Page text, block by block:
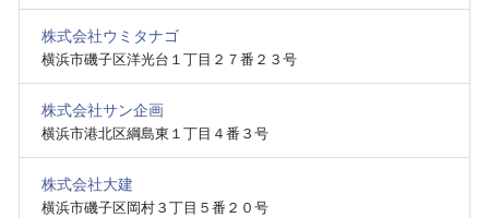
株式会社ウミタナゴ
横浜市磯子区洋光台１丁目２７番２３号
株式会社サン企画
横浜市港北区綱島東１丁目４番３号
株式会社大建
横浜市磯子区岡村３丁目５番２０号